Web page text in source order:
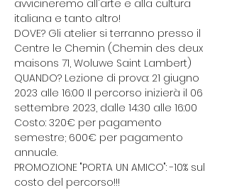
avvicineremo all'arte e alla cultura
italiana e tanto altro!
DOVE? Gli atelier si terranno presso il
Centre le Chemin (Chemin des deux
maisons 71, Woluwe Saint Lambert)
QUANDO? Lezione di prova: 21 giugno
2023 alle 16:00 Il percorso inizierà il 06
settembre 2023, dalle 14:30 alle 16:00
Costo: 320€ per pagamento
semestre; 600€ per pagamento
annuale.
PROMOZIONE "PORTA UN AMICO": -10% sul
costo del percorso!!!